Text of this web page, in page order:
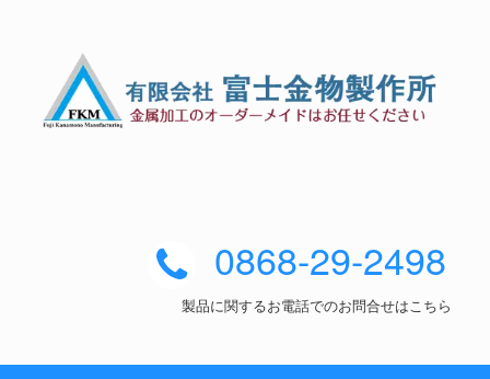
0868-29-2498
製品に関するお電話でのお問合せはこちら